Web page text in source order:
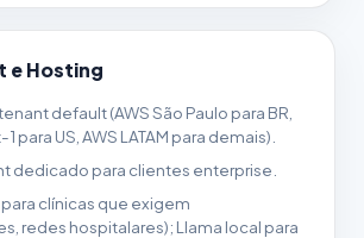
e Hosting
default (AWS São Paulo para BR,
para US, AWS LATAM para demais).
dedicado para clientes enterprise.
clínicas que exigem
redes hospitalares); Llama local para